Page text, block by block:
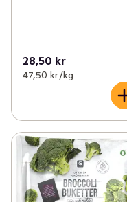
28,50 kr
47,50 kr /kg